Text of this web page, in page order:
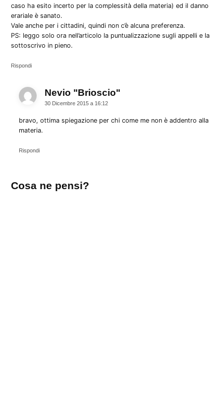
caso ha esito incerto per la complessità della materia) ed il danno
erariale è sanato.
Vale anche per i cittadini, quindi non c’è alcuna preferenza.
PS: leggo solo ora nell’articolo la puntualizzazione sugli appelli e la
sottoscrivo in pieno.
Rispondi
Nevio "Brioscio"
30 Dicembre 2015 a 16:12
bravo, ottima spiegazione per chi come me non è addentro alla
materia.
Rispondi
un
Cosa ne pensi?